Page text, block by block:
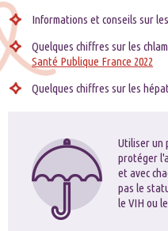
Informations et conseils sur
Quelques chiffres sur les
Santé Publique France 2022
Quelques chiffres sur les
Utiliser un
protéger
et avec
pas le
le VIH ou